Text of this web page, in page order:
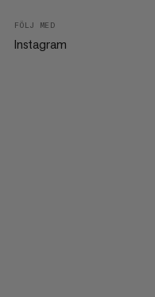
FÖLJ MED
Instagram